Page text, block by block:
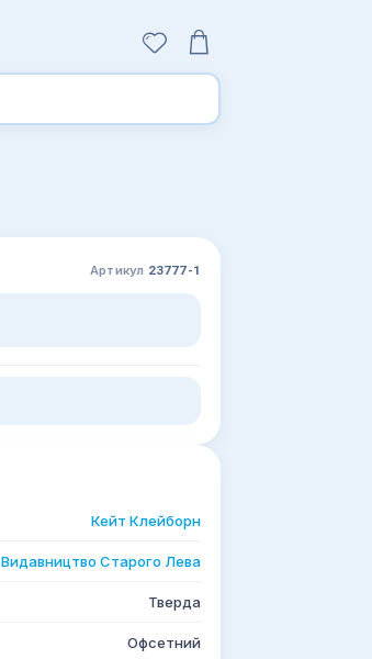
Артикул 23777-1
Кейт Клейборн
Видавництво Старого Лева
Тверда
Офсетний